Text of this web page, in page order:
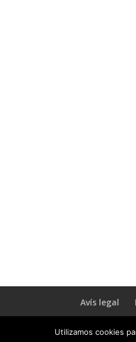
Avís legal
Designed by
Utilizamos cookies